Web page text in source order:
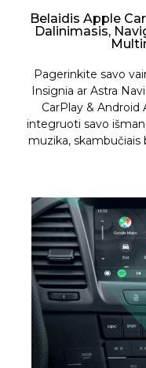
Belaidis Apple
Dalinimasis,
Pagerinkite savo
Insignia ar Astra
CarPlay &
integruoti savo
muzika,